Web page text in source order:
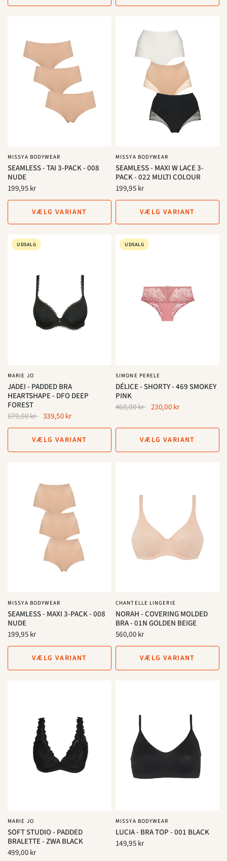
MISSYA BODYWEAR
SEAMLESS - TAI 3-PACK - 008
NUDE
199,95 kr
VÆLG VARIANT
MISSYA BODYWEAR
SEAMLESS - MAXI W LACE 3-
PACK - 022 MULTI COLOUR
199,95 kr
VÆLG VARIANT
UDSALG
MARIE JO
JADEI - PADDED BRA
HEARTSHAPE - DFO DEEP
FOREST
679,00 kr 339,50 kr
VÆLG VARIANT
UDSALG
SIMONE PERELE
DÉLICE - SHORTY - 469 SMOKEY
PINK
460,00 kr 230,00 kr
VÆLG VARIANT
MISSYA BODYWEAR
SEAMLESS - MAXI 3-PACK - 008
NUDE
199,95 kr
VÆLG VARIANT
CHANTELLE LINGERIE
NORAH - COVERING MOLDED
BRA - 01N GOLDEN BEIGE
560,00 kr
VÆLG VARIANT
MARIE JO
SOFT STUDIO - PADDED
BRALETTE - ZWA BLACK
499,00 kr
MISSYA BODYWEAR
LUCIA - BRA TOP - 001 BLACK
149,95 kr